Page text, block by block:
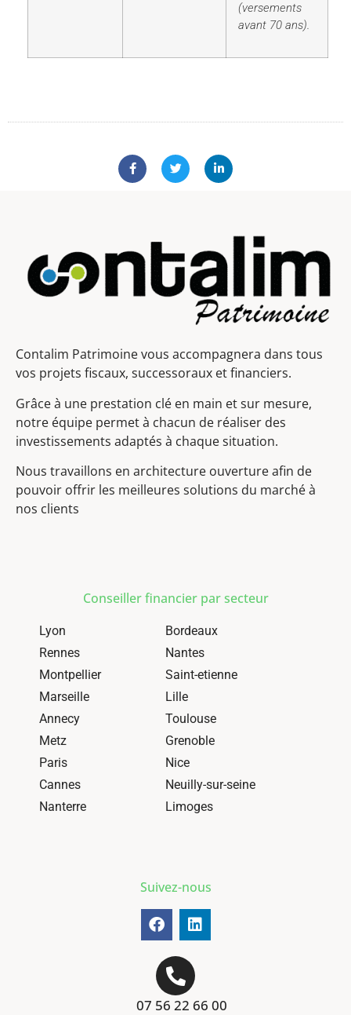
(versements
avant 70 ans).
Contalim Patrimoine vous accompagnera dans tous
vos projets fiscaux, successoraux et financiers.
Grâce à une prestation clé en main et sur mesure,
notre équipe permet à chacun de réaliser des
investissements adaptés à chaque situation.
Nous travaillons en architecture ouverture afin de
pouvoir offrir les meilleures solutions du marché à
nos clients
Conseiller financier par secteur
Lyon
Bordeaux
Rennes
Nantes
Montpellier
Saint-etienne
Marseille
Lille
Annecy
Toulouse
Metz
Grenoble
Paris
Nice
Cannes
Neuilly-sur-seine
Nanterre
Limoges
Suivez-nous
07 56 22 66 00